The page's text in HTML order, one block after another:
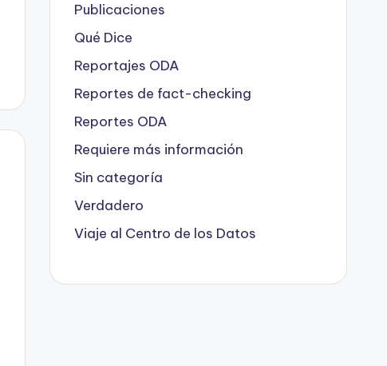
Publicaciones
Qué Dice
Reportajes ODA
Reportes de fact-checking
Reportes ODA
Requiere más información
Sin categoría
Verdadero
Viaje al Centro de los Datos